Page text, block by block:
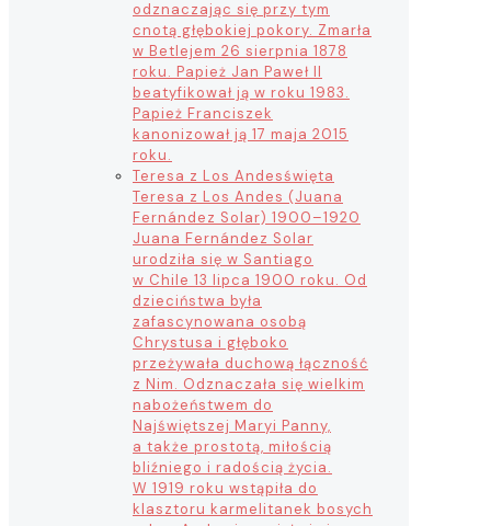
odznaczając się przy tym
cnotą głębokiej pokory. Zmarła
w Betlejem 26 sierpnia 1878
roku. Papież Jan Paweł II
beatyfikował ją w roku 1983.
Papież Franciszek
kanonizował ją 17 maja 2015
roku.
Teresa z Los Andesświęta
Teresa z Los Andes (Juana
Fernández Solar) 1900–1920
Juana Fernández Solar
urodziła się w Santiago
w Chile 13 lipca 1900 roku. Od
dzieciństwa była
zafascynowana osobą
Chrystusa i głęboko
przeżywała duchową łączność
z Nim. Odznaczała się wielkim
nabożeństwem do
Najświętszej Maryi Panny,
a także prostotą, miłością
bliźniego i radością życia.
W 1919 roku wstąpiła do
klasztoru karmelitanek bosych